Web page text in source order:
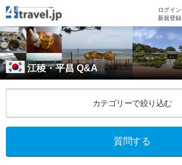
ログイン
新規登録
江稜・平昌 Q&A
カテゴリーで絞り込む
質問する